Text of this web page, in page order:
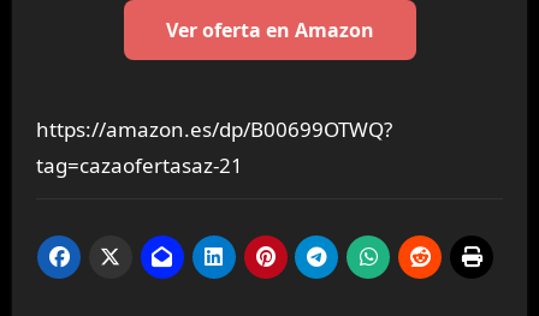
Ver oferta en Amazon
https://amazon.es/dp/B00699OTWQ?
tag=cazaofertasaz-21